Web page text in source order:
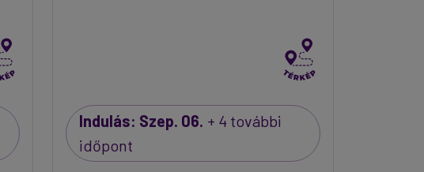
Indulás: Szep. 06. + 4 további
időpont